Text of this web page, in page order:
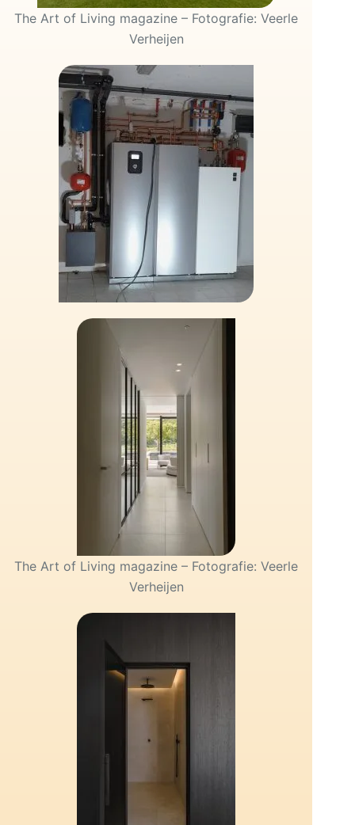
The Art of Living magazine – Fotografie: Veerle
Verheijen
The Art of Living magazine – Fotografie: Veerle
Verheijen